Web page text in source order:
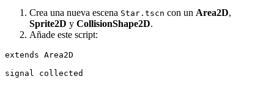
Crea una nueva escena Star.tscn con un Area2D,
Sprite2D y CollisionShape2D.
Añade este script:
extends Area2D
signal collected